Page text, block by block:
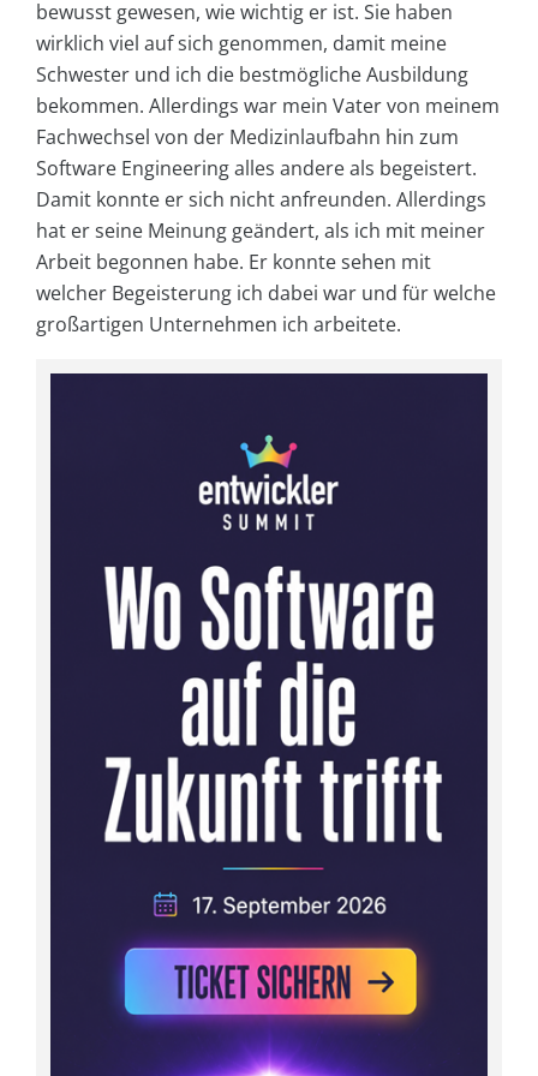
bewusst gewesen, wie wichtig er ist. Sie haben
wirklich viel auf sich genommen, damit meine
Schwester und ich die bestmögliche Ausbildung
bekommen. Allerdings war mein Vater von meinem
Fachwechsel von der Medizinlaufbahn hin zum
Software Engineering alles andere als begeistert.
Damit konnte er sich nicht anfreunden. Allerdings
hat er seine Meinung geändert, als ich mit meiner
Arbeit begonnen habe. Er konnte sehen mit
welcher Begeisterung ich dabei war und für welche
großartigen Unternehmen ich arbeitete.